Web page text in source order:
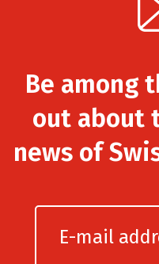
Be among
out about
news of